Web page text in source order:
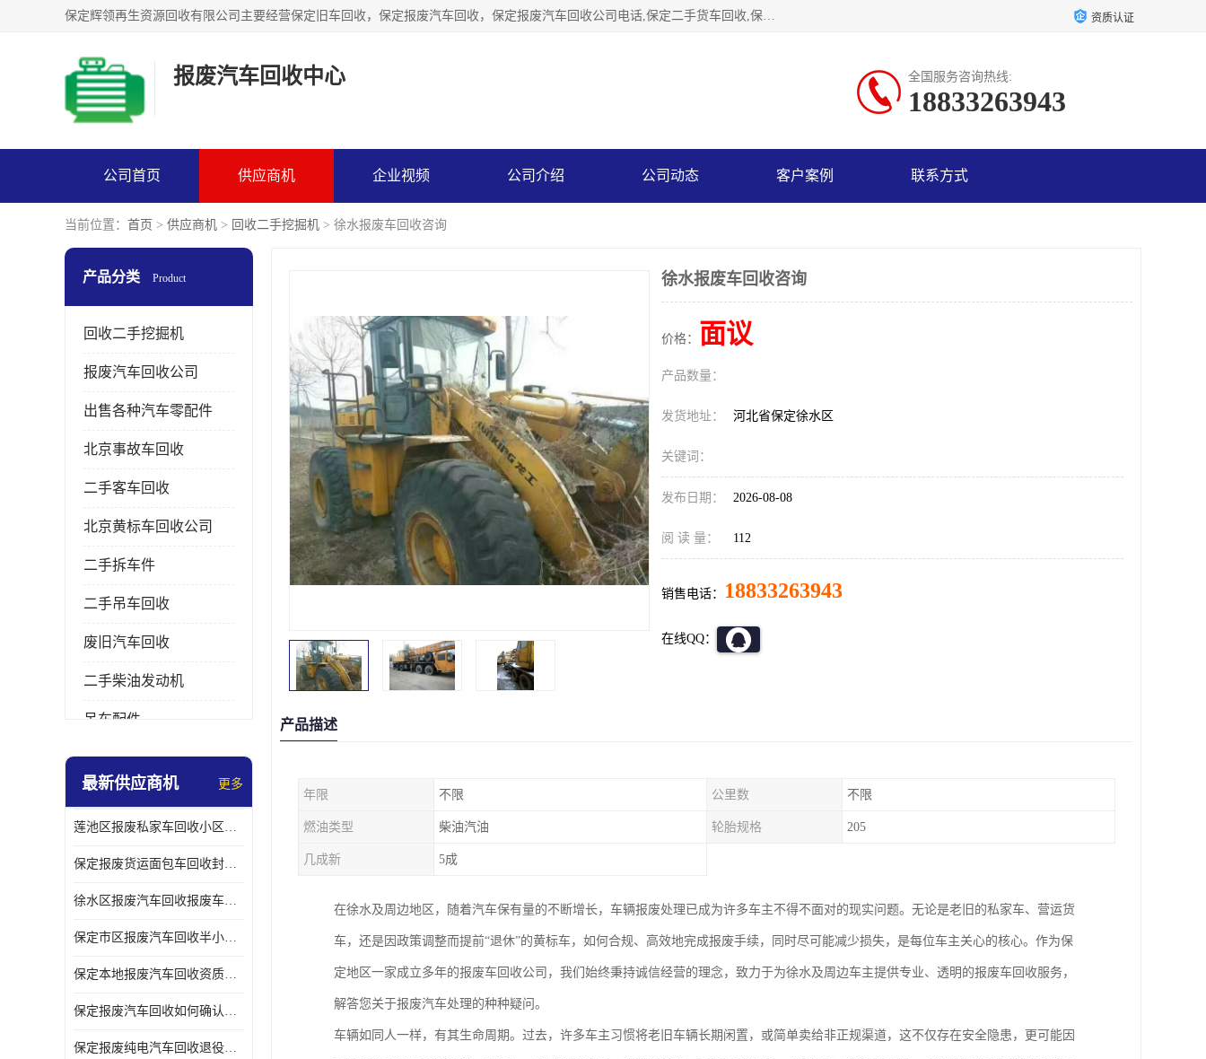
保定辉领再生资源回收有限公司主要经营保定旧车回收，保定报废汽车回收，保定报废汽车回收公司电话,保定二手货车回收,保定黄标车回收, 保定黄标车回收，保定哪里收报废车，保定废旧汽车回收，保定汽车报废手续办理，保定汽车解体厂。将通过采取区域限行促进淘汰、经济补助激励新、加大上路*法处罚、加强达标排放监管等综合措施，对老旧机动车逐步实行末位淘汰，加快老旧机动车淘汰新 资质认证
报废汽车回收中心 全国服务咨询热线:
18833263943
公司首页 供应商机 企业视频 公司介绍 公司动态 客户案例 联系方式
当前位置： 首页 > 供应商机 > 回收二手挖掘机 > 徐水报废车回收咨询
产品分类 Product
回收二手挖掘机
报废汽车回收公司
出售各种汽车零配件
北京事故车回收
二手客车回收
北京黄标车回收公司
二手拆车件
二手吊车回收
废旧汽车回收
二手柴油发动机
吊车配件
挖掘机拆车件
最新供应商机 更多
莲池区报废私家车回收小区上门拖车便捷
保定报废货运面包车回收封闭货车报废销户
徐水区报废汽车回收报废车辆补贴申请流程
保定市区报废汽车回收半小时上门现场估价
保定本地报废汽车回收资质齐全无隐形收费
保定报废汽车回收如何确认车辆完成销户
保定报废纯电汽车回收退役电池统一处置
徐水报废车回收咨询
价格： 面议
产品数量：
发货地址： 河北省保定徐水区
关键词：
发布日期： 2026-08-08
阅 读 量： 112
销售电话： 18833263943
在线QQ：
产品描述
年限 不限 公里数 不限
燃油类型 柴油汽油 轮胎规格 205
几成新 5成
在徐水及周边地区，随着汽车保有量的不断增长，车辆报废处理已成为许多车主不得不面对的现实问题。无论是老旧的私家车、营运货
车，还是因政策调整而提前“退休”的黄标车，如何合规、高效地完成报废手续，同时尽可能减少损失，是每位车主关心的核心。作为保
定地区一家成立多年的报废车回收公司，我们始终秉持诚信经营的理念，致力于为徐水及周边车主提供专业、透明的报废车回收服务，
解答您关于报废汽车处理的种种疑问。
车辆如同人一样，有其生命周期。过去，许多车主习惯将老旧车辆长期闲置，或简单卖给非正规渠道，这不仅存在安全隐患，更可能因